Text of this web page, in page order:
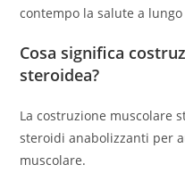
contempo la salute a
Cosa significa
steroidea?
La costruzione muscolare
steroidi anabolizzanti per
muscolare.